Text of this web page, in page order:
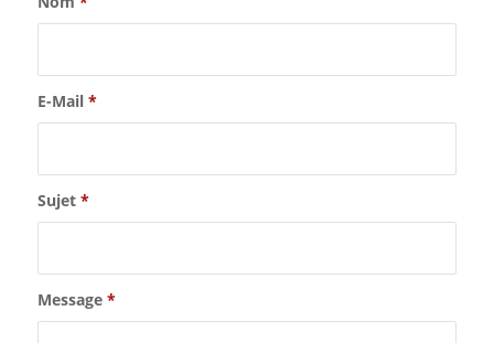
E-Mail *
Sujet *
Message *